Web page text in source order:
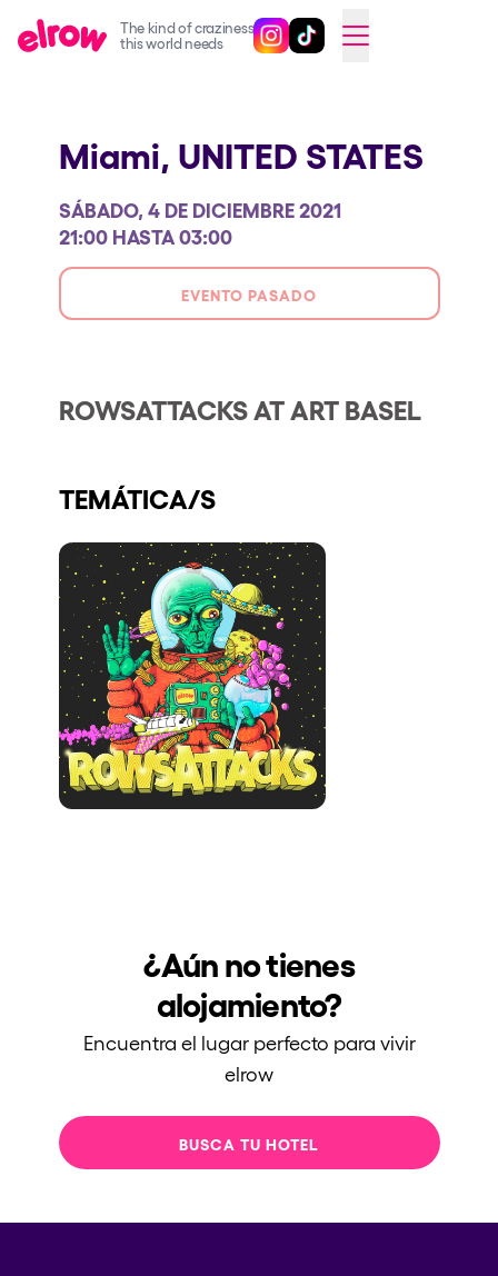
The kind of craziness
this world needs
Sigue @elrowofficial en
Sigue @elrowofficial en
SWITCH TO ENGLISH
elrow Ibiza x [UNVRS] 2026
elrow Town 2026
Snowrow Festival 2026
elrow Island 2026
elrow Shop
Our Creative World
Sostenibilidad
¿Quieres trabajar con nosotros?
elrow News
Síguenos en tiktok
Síguenos en facebook
Síguenos en instagram
Síguenos en twitter
Síguenos en linkedin
Síguenos en youtube
Política de Privacidad
Política de Cookies
Miami, UNITED STATES
SÁBADO, 4 DE DICIEMBRE 2021
21:00 HASTA 03:00
EVENTO PASADO
ROWSATTACKS AT ART BASEL
TEMÁTICA/S
¿Aún no tienes
alojamiento?
Encuentra el lugar perfecto para vivir
elrow
BUSCA TU HOTEL